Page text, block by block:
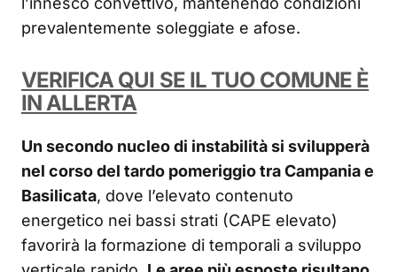
prevalentemente soleggiate e afose.
VERIFICA QUI SE IL TUO COMUNE È
IN ALLERTA
Un secondo nucleo di instabilità si svilupperà
nel corso del tardo pomeriggio tra Campania e
Basilicata, dove l’elevato contenuto
energetico nei bassi strati (CAPE elevato)
favorirà la formazione di temporali a sviluppo